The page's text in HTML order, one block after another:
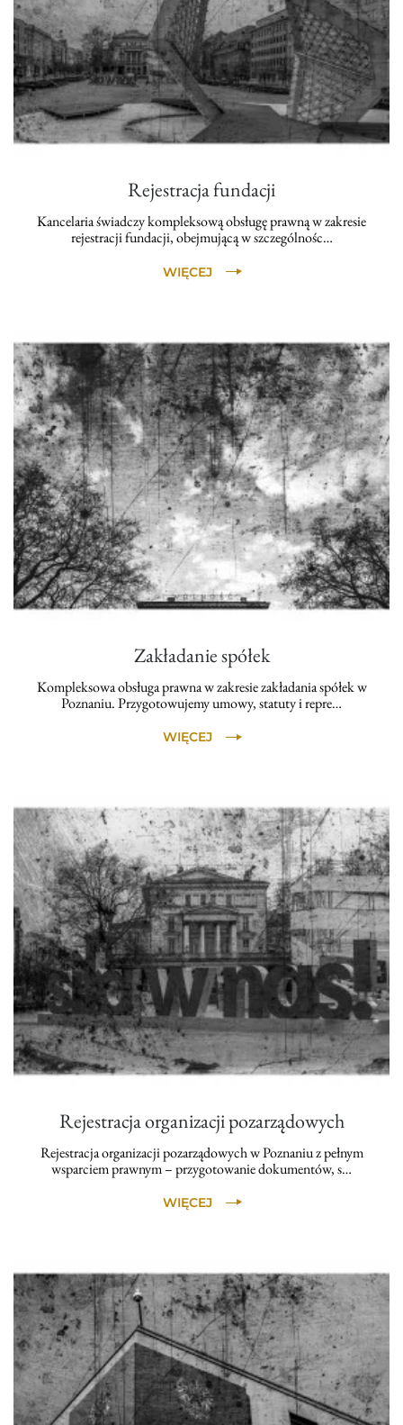
Rejestracja fundacji
Kancelaria świadczy kompleksową obsługę prawną w zakresie
rejestracji fundacji, obejmującą w szczególnośc…
WIĘCEJ
Zakładanie spółek
Kompleksowa obsługa prawna w zakresie zakładania spółek w
Poznaniu. Przygotowujemy umowy, statuty i repre…
WIĘCEJ
Rejestracja organizacji pozarządowych
Rejestracja organizacji pozarządowych w Poznaniu z pełnym
wsparciem prawnym – przygotowanie dokumentów, s…
WIĘCEJ